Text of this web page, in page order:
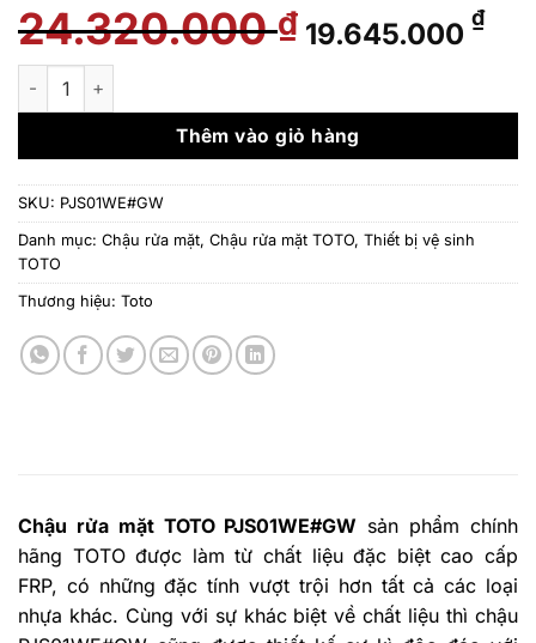
24.320.000₫ Giá
gốc
24.320.000 ₫.
19.645.000 ₫Giá
là:
Chậu rửa mặt TOTO PJS01WE#GW số lượng
Thêm vào giỏ hàng
SKU: PJS01WE#GW
Danh mục: Chậu rửa mặt, Chậu rửa mặt TOTO, Thiết bị vệ sinh
TOTO
Thương hiệu: Toto
Chậu rửa mặt TOTO PJS01WE#GW sản phẩm chính
hãng TOTO được làm từ chất liệu đặc biệt cao cấp
FRP, có những đặc tính vượt trội hơn tất cả các loại
nhựa khác. Cùng với sự khác biệt về chất liệu thì chậu